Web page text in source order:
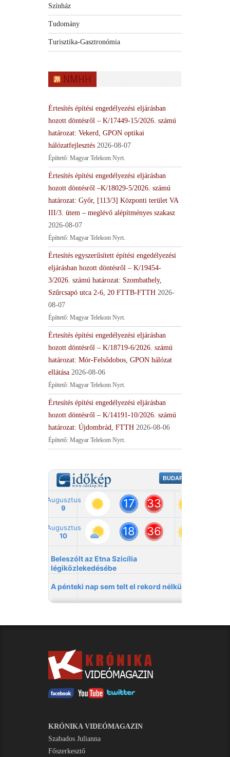
Színház
Tudomány
Turisztika-Gasztronómia
NMHH
Értesítés építési engedélyezési eljárásban
hozott döntésről – K/17449-15/2026. számú
határozat: Vekerd, GPON optikai
hálózatfejlesztés 2026-08-07
Építtető: Magyar Telekom Nyrt.
Értesítés építési engedélyezési eljárásban
hozott döntésről –K/18029-5/2026. számú
határozat: Győr, [113/3] Központi terület VA
III/3. ütem – meglévő alépítményes szakasz
2026-08-07
Építtető: Magyar Telekom Nyrt.
Értesítés egyszerűsített építési engedélyezési
eljárásban hozott döntésről – K/19454-
3/2026. számú határozat: Szombathely,
Szűrcsapó utca 2-6, 20 FTTB-FTTH 2026-
08-07
Építtető: Magyar Telekom Nyrt.
Értesítés építési engedélyezési eljárásban
hozott döntésről – K/18719-6/2026. számú
határozat: Mór-Felsődobos, GPON hálózat
ellátása 2026-08-06
Építtető: Magyar Telekom Nyrt.
Értesítés építési engedélyezési eljárásban
hozott döntésről – K/14191-10/2026. számú
határozat: Újdombrád, FTTH 2026-08-06
Építtető: Magyar Telekom Nyrt.
KRÓNIKA VIDEÓMAGAZIN
Szabados Julianna
Főszerkesztő